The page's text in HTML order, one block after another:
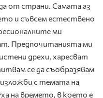
от страни. Самата аз
и съвсем естествено
ми
Предпочитанията ми
дрехи, харесват
се да съобразявам
с темата на
на времето, в което е